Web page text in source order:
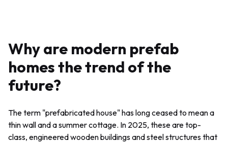
hydrofóbna minerálna vlna Izovat (150 mm steny a
strecha, 200 mm podlaha) ✔ OKNÁ 5 komorový PVC
profil 70, dvojkomorové sklo ✔ SADA PRE
SVOJPOMOCNÚ MONTÁŽ Vrátane detailného návodu,
materiály pre interné steny a obloženia a inštalácie nie sú
Why are modern prefab
homes the trend of the
future?
The term "prefabricated house" has long ceased to mean a
thin wall and a summer cottage. In 2025, these are top-
class, engineered wooden buildings and steel structures that